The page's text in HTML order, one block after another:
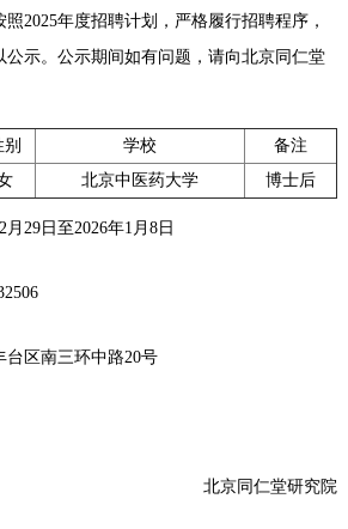
主打
品种
2025年度招聘计划，严格履行招聘程序，
公示。公示期间如有问题，请向北京同仁堂
别 学校
备注
北京中医药大学 博士后
29日至2026年1月8日
台区南三环中路20号
北京同仁堂研究院